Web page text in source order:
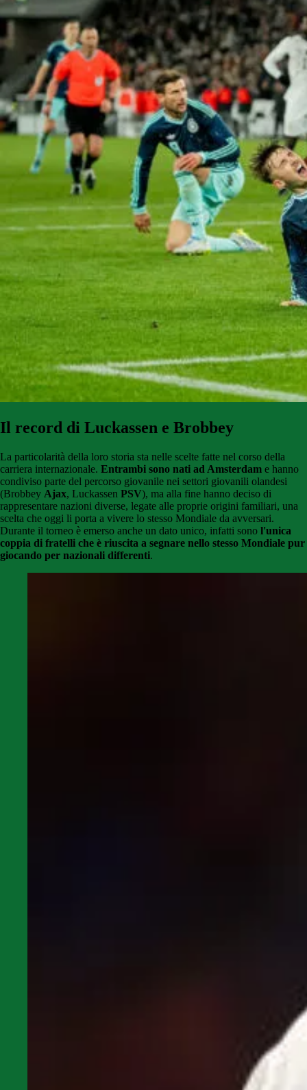
Il record di Luckassen e Brobbey
La particolarità della loro storia sta nelle scelte fatte nel corso della
carriera internazionale. Entrambi sono nati ad Amsterdam e hanno
condiviso parte del percorso giovanile nei settori giovanili olandesi
(Brobbey Ajax, Luckassen PSV), ma alla fine hanno deciso di
rappresentare nazioni diverse, legate alle proprie origini familiari, una
scelta che oggi li porta a vivere lo stesso Mondiale da avversari.
Durante il torneo è emerso anche un dato unico, infatti sono l'unica
coppia di fratelli che è riuscita a segnare nello stesso Mondiale pur
giocando per nazionali differenti.